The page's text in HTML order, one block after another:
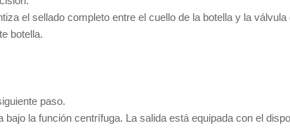
el sellado completo entre el cuello de la botella y la
botella.
paso.
la función centrífuga. La salida está equipada con el